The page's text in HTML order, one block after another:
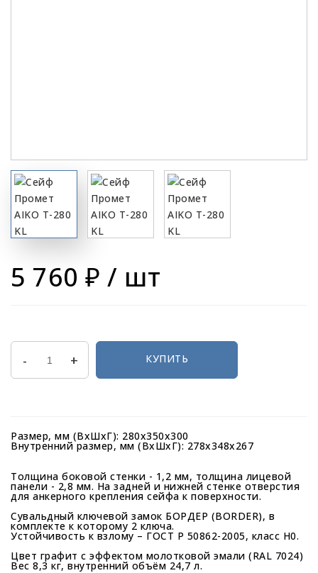
5 760 ₽ / шт
- + КУПИТЬ
Размер, мм (ВхШхГ): 280х350х300
Внутренний размер, мм (ВхШхГ): 278х348х267
Толщина боковой стенки - 1,2 мм, толщина лицевой
панели - 2,8 мм. На задней и нижней стенке отверстия
для анкерного крепления сейфа к поверхности.
Сувальдный ключевой замок БОРДЕР (BORDER), в
комплекте к которому 2 ключа.
Устойчивость к взлому – ГОСТ Р 50862-2005, класс Н0.
Цвет графит с эффектом молотковой эмали (RAL 7024)
Вес 8,3 кг, внутренний объём 24,7 л.